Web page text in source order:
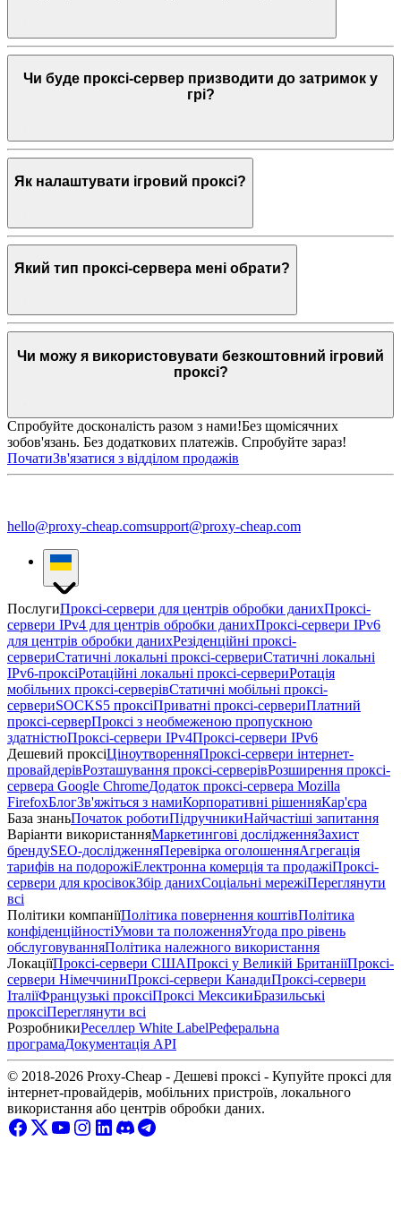
Чи буде проксі-сервер призводити до затримок у
грі?
Як налаштувати ігровий проксі?
Який тип проксі-сервера мені обрати?
Чи можу я використовувати безкоштовний ігровий
проксі?
Спробуйте досконалість разом з нами!Без щомісячних
зобов'язань. Без додаткових платежів. Спробуйте зараз!
ПочатиЗв'язатися з відділом продажів
hello@proxy-cheap.comsupport@proxy-cheap.com
ПослугиПроксі-сервери для центрів обробки данихПроксі-
сервери IPv4 для центрів обробки данихПроксі-сервери IPv6
для центрів обробки данихРезіденційні проксі-
сервериСтатичні локальні проксі-сервериСтатичні локальні
IPv6-проксіРотаційні локальні проксі-сервериРотація
мобільних проксі-серверівСтатичні мобільні проксі-
сервериSOCKS5 проксіПриватні проксі-сервериПлатний
проксі-серверПроксі з необмеженою пропускною
здатністюПроксі-сервери IPv4Проксі-сервери IPv6
Дешевий проксіЦіноутворенняПроксі-сервери інтернет-
провайдерівРозташування проксі-серверівРозширення проксі-
сервера Google ChromeДодаток проксі-сервера Mozilla
FirefoxБлогЗв'яжіться з намиКорпоративні рішенняКар'єра
База знаньПочаток роботиПідручникиНайчастіші запитання
Варіанти використанняМаркетингові дослідженняЗахист
брендуSEO-дослідженняПеревірка оголошенняАгрегація
тарифів на подорожіЕлектронна комерція та продажіПроксі-
сервери для кросівокЗбір данихСоціальні мережіПереглянути
всі
Політики компаніїПолітика повернення коштівПолітика
конфіденційностіУмови та положенняУгода про рівень
обслуговуванняПолітика належного використання
ЛокаціїПроксі-сервери СШАПроксі у Великій БританіїПроксі-
сервери НімеччиниПроксі-сервери КанадиПроксі-сервери
ІталіїФранцузькі проксіПроксі МексикиБразильські
проксіПереглянути всі
РозробникиРеселлер White LabelРеферальна
програмаДокументація API
© 2018-2026 Proxy-Cheap - Дешеві проксі - Купуйте проксі для
інтернет-провайдерів, мобільних пристроїв, локального
використання або центрів обробки даних.